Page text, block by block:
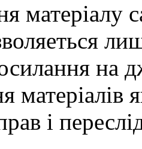
матеріалу
на
і